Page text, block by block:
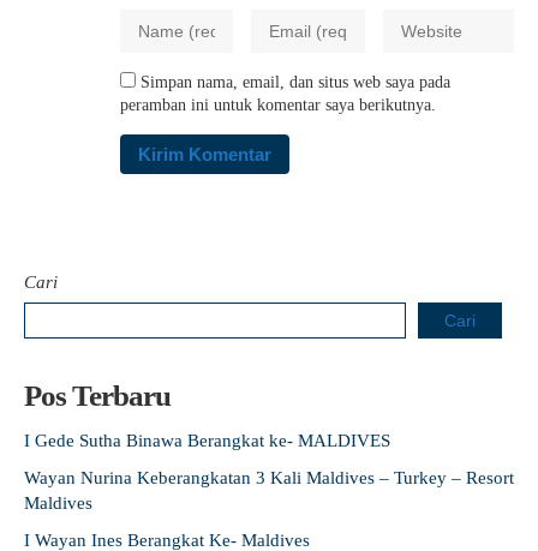
Simpan nama, email, dan situs web saya pada
peramban ini untuk komentar saya berikutnya.
Cari
Cari
Pos Terbaru
I Gede Sutha Binawa Berangkat ke- MALDIVES
Wayan Nurina Keberangkatan 3 Kali Maldives – Turkey – Resort
Maldives
I Wayan Ines Berangkat Ke- Maldives